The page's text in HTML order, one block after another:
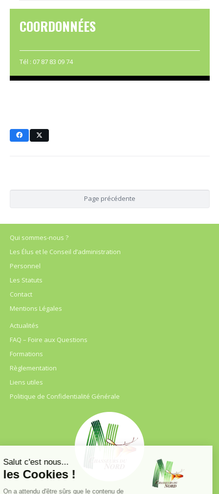
COORDONNÉES
Tél : 07 87 83 09 74
Qui sommes-nous ?
Les Élus et le Conseil d’administration
Personnel
Les Statuts
Contact
Mentions Légales
Actualités
FAQ – Foire aux Questions
Formations
Règlementation
Liens utiles
Politique de Confidentialité Générale